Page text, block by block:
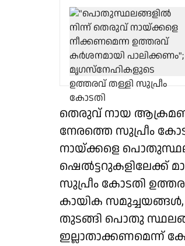
തെരുവ് നായ
നേരത്തെ സുപ്രീം
നായ്ക്കളെ
ഷെല്‍ട്ടറുകളിലേക്ക്
സുപ്രീം കോടതി
കായിക
തുടങ്ങി പൊതു
ഇല്ലാതാക്കണമെന്ന്